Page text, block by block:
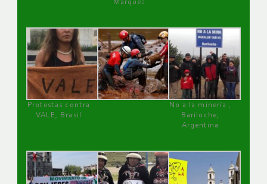
Márquez
Protestas contra
VALE, Brasil
No a la minería ,
Bariloche,
Argentina